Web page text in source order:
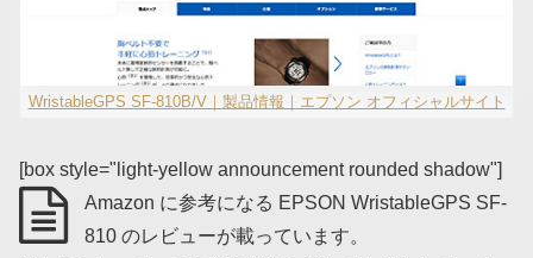
WristableGPS SF-810B/V｜製品情報｜エプソン オフィシャルサイト
[box style="light-yellow announcement rounded shadow"]
Amazon に参考になる EPSON WristableGPS SF-
810 のレビューが載っています。